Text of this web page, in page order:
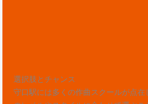
選択肢とチャンス
守口駅には多くの作曲スクールが点在